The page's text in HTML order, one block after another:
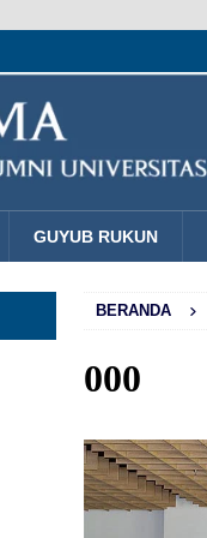
GUYUB RUKUN
BERANDA
000